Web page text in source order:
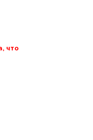
что